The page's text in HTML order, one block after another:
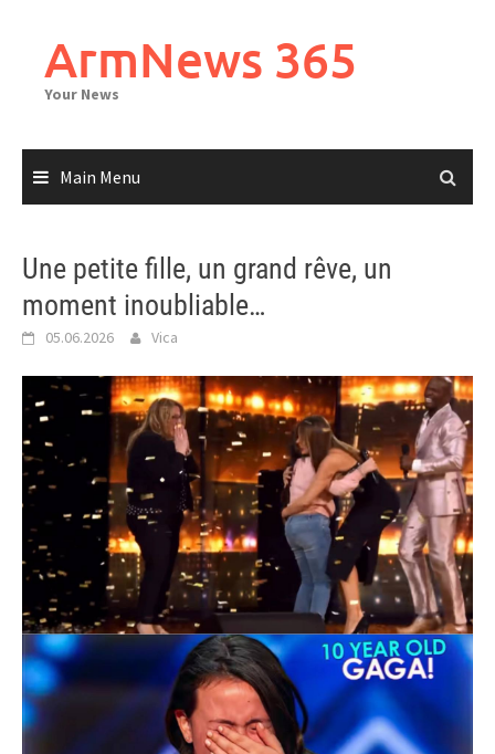
contentArmNews 365
Your News
Main Menu
Une petite fille, un grand rêve, un
moment inoubliable…
05.06.2026 Vica